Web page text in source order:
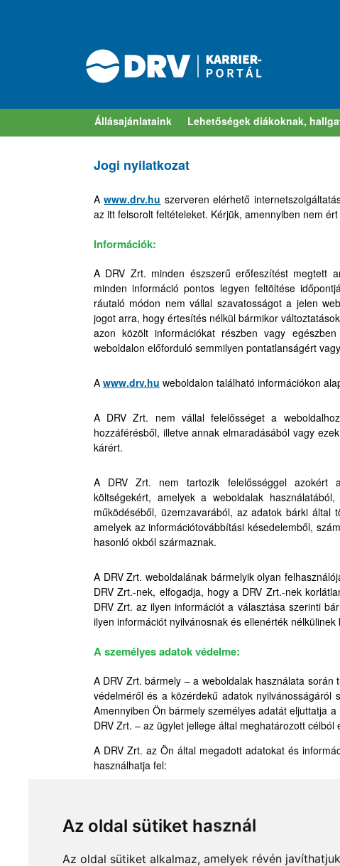
Az oldal sütiket használ
Az oldal sütiket alkalmaz, amelyek révén
Állásajánlataink Lehetőségek diákoknak,
Jogi nyilatkozat
Awww.drv.hu szerveren elérhető
az itt felsorolt feltételeket. Kérjük, amennyiben nem
Információk:
A DRV Zrt. minden észszerű erőfeszítést megtett
minden információ pontos legyen feltöltése
ráutaló módon nem vállal szavatosságot a jelen
jogot arra, hogy értesítés nélkül bármikor
azon közölt információkat részben vagy
weboldalon előforduló semmilyen pontatlanságért
A www.drv.hu weboldalon található információkon
A DRV Zrt. nem vállal felelősséget a
hozzáférésből, illetve annak elmaradásából vagy
kárért.
A DRV Zrt. nem tartozik felelősséggel azokért
költségekért, amelyek a weboldalak
működéséből, üzemzavarából, az adatok bárki által
amelyek az információtovábbítási késedelemből,
hasonló okból származnak.
A DRV Zrt. weboldalának bármelyik olyan
DRV Zrt.-nek, elfogadja, hogy a DRV Zrt.-nek
DRV Zrt. az ilyen információt a választása szerinti
ilyen információt nyilvánosnak és ellenérték nélkülinek
A személyes adatok védelme:
A DRV Zrt. bármely – a weboldalak használata
védelméről és a közérdekű adatok
Amennyiben Ön bármely személyes adatát eljuttatja
DRV Zrt. – az ügylet jellege által meghatározott
A DRV Zrt. az Ön által megadott adatokat és
használhatja fel:
látogatottsági statisztikák összeállítása;
ingyenes nyeremény és egyéb játékok bonyolítása;